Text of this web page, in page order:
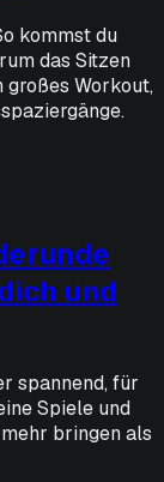
kommst du
das Sitzen
Workout,
und
spannend, für
Spiele und
bringen als